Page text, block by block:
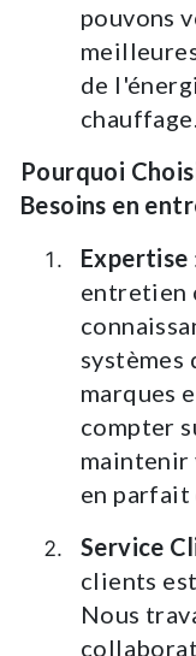
pouvons
de
Pourquoi
Besoins en
Expertise
entretien
systèmes
marques
compter
maintenir
en
Service
clients
Nous